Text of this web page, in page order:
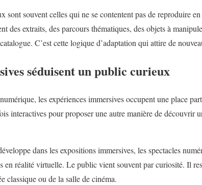
sont souvent celles qui ne se contentent pas de reproduire
des extraits, des parcours thématiques, des objets à
C’est cette logique d’adaptation qui attire de
séduisent un public curieux
les expériences immersives occupent une place
interactives pour proposer une autre manière de découvrir
dans les expositions immersives, les spectacles
en réalité virtuelle. Le public vient souvent par curiosité. Il
classique ou de la salle de cinéma.